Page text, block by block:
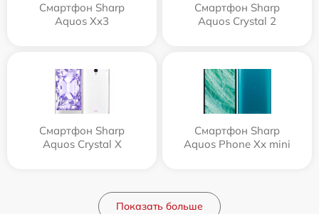
Смартфон Sharp
Aquos Xx3
Смартфон Sharp
Aquos Crystal 2
Смартфон Sharp
Aquos Crystal X
Смартфон Sharp
Aquos Phone Xx mini
Показать больше